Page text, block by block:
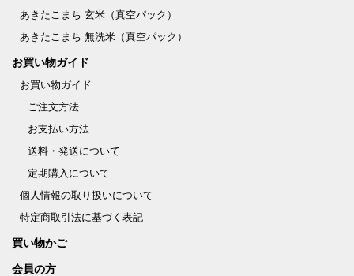
あきたこまち 玄米（真空パック）
あきたこまち 無洗米（真空パック）
お買い物ガイド
お買い物ガイド
ご注文方法
お支払い方法
送料・発送について
定期購入について
個人情報の取り扱いについて
特定商取引法に基づく表記
買い物かご
会員の方